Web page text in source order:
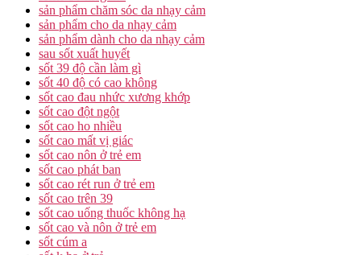
sản phẩm chăm sóc da nhạy cảm
sản phẩm cho da nhạy cảm
sản phẩm dành cho da nhạy cảm
sau sốt xuất huyết
sốt 39 độ cần làm gì
sốt 40 độ có cao không
sốt cao đau nhức xương khớp
sốt cao đột ngột
sốt cao ho nhiều
sốt cao mất vị giác
sốt cao nôn ở trẻ em
sốt cao phát ban
sốt cao rét run ở trẻ em
sốt cao trên 39
sốt cao uống thuốc không hạ
sốt cao và nôn ở trẻ em
sốt cúm a